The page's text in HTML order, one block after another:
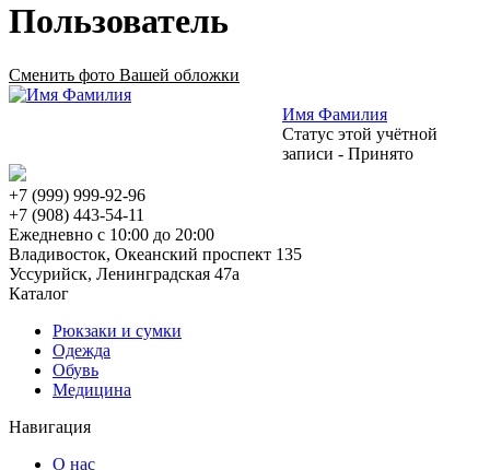
Пользователь
Сменить фото Вашей обложки
Имя Фамилия
Статус этой учётной
записи - Принято
+7 (999) 999-92-96
+7 (908) 443-54-11
Ежедневно с 10:00 до 20:00
Владивосток, Океанский проспект 135
Уссурийск, Ленинградская 47а
Каталог
Рюкзаки и сумки
Одежда
Обувь
Медицина
Навигация
О нас